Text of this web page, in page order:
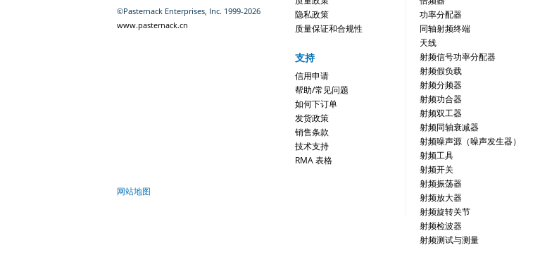
©Pasternack Enterprises, Inc. 1999-2026
www.pasternack.cn
隐私政策
质量保证和合规性
支持
信用申请
帮助/常见问题
如何下订单
发货政策
销售条款
技术支持
RMA 表格
网站地图
功率分配器
同轴射频终端
天线
射频信号功率分配器
射频假负载
射频分频器
射频功合器
射频双工器
射频同轴衰减器
射频噪声源（噪声发生器）
射频工具
射频开关
射频振荡器
射频放大器
射频旋转关节
射频检波器
射频测试与测量